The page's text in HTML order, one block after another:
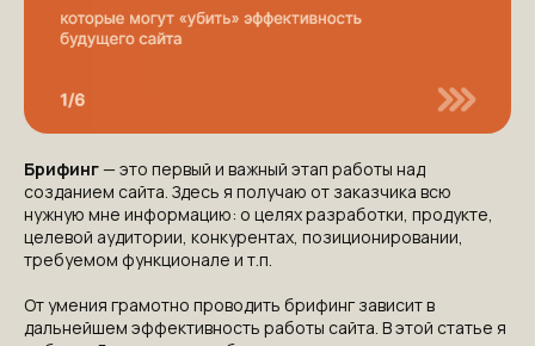
Брифинг— это первый и важный этап работы над
созданием сайта. Здесь я получаю от заказчика всю
нужную мне информацию: о целях разработки, продукте,
целевой аудитории, конкурентах, позиционировании,
требуемом функционале и т.п.
От умения грамотно проводить брифинг зависит в
дальнейшем эффективность работы сайта. В этой статье я